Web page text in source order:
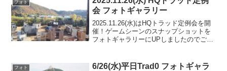
フォト
会 フォトギャラリー
2025.11.26(水)はHQトラッド定例会を開
催！ゲームシーンのスナップショットを
フォトギャラリーにUPしましたのでご覧
Photo)
フォト
6/26(水)平日Trad0 フォトギャラ